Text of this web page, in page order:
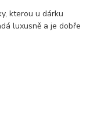
kterou u dárku
luxusně a je dobře